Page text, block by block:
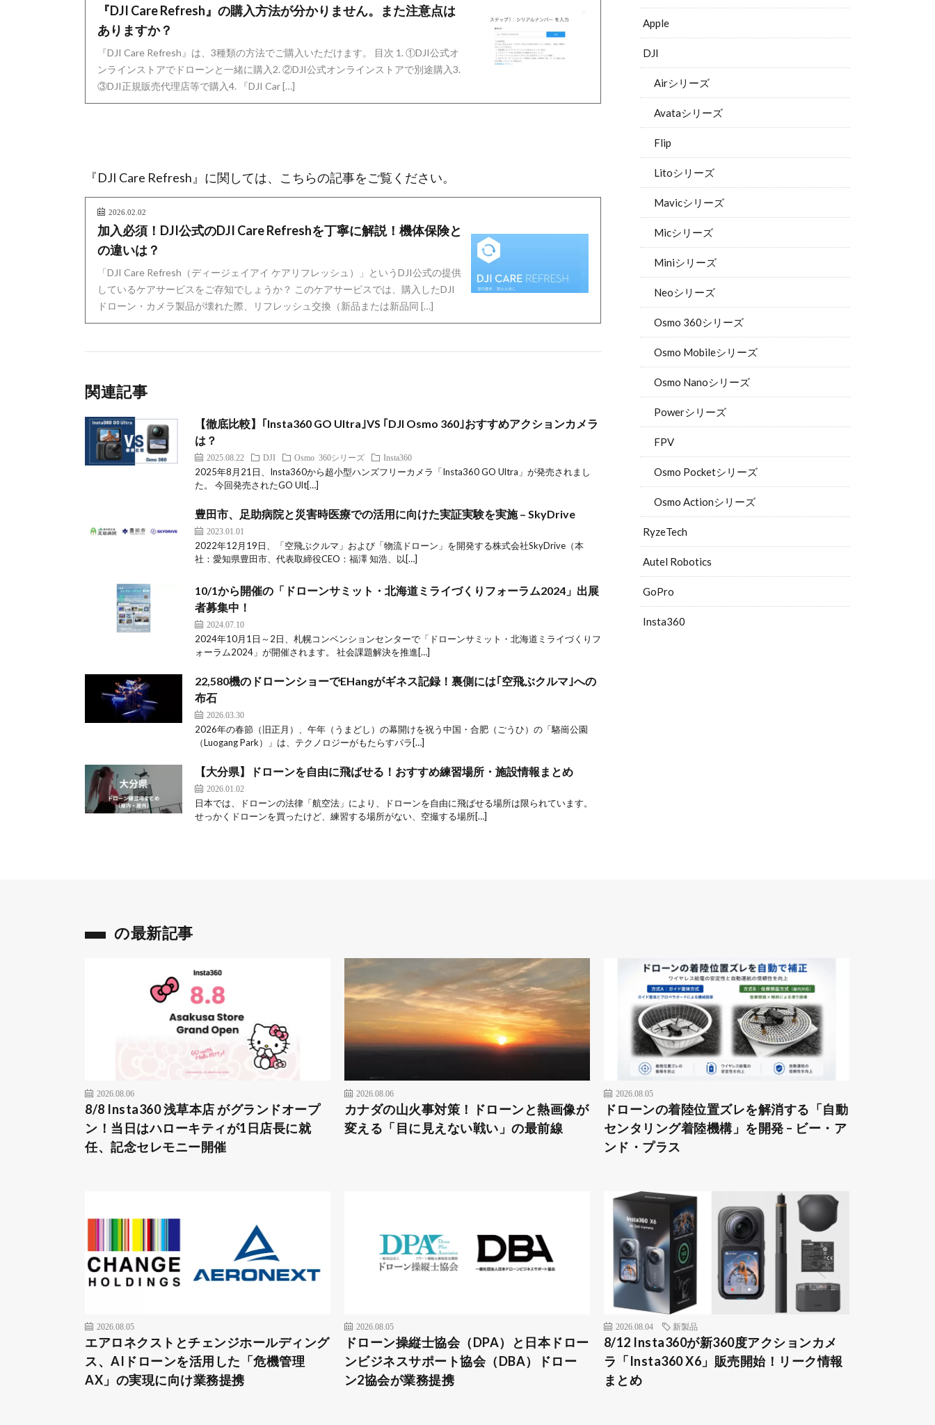
『DJI Care Refresh』の購入方法が分かりません。また注意点は
ありますか？
『DJI Care Refresh』は、3種類の方法でご購入いただけます。 目次 1. ①DJI公式オ
ンラインストアでドローンと一緒に購入2. ②DJI公式オンラインストアで別途購入3.
③DJI正規販売代理店等で購入4. 『DJI Car […]
『DJI Care Refresh』に関しては、こちらの記事をご覧ください。
2026.02.02
加入必須！DJI公式のDJI Care Refreshを丁寧に解説！機体保険と
の違いは？
「DJI Care Refresh（ディージェイアイ ケアリフレッシュ）」というDJI公式の提供
しているケアサービスをご存知でしょうか？ このケアサービスでは、購入したDJI
ドローン・カメラ製品が壊れた際、リフレッシュ交換（新品または新品同 […]
関連記事
【徹底比較】｢Insta360 GO Ultra｣VS ｢DJI Osmo 360｣おすすめアクションカメラ
は？
2025.08.22 DJI Osmo 360シリーズ Insta360
2025年8月21日、Insta360から超小型ハンズフリーカメラ「Insta360 GO Ultra」が発売されまし
た。 今回発売されたGO Ult[…]
豊田市、足助病院と災害時医療での活用に向けた実証実験を実施 – SkyDrive
2023.01.01
2022年12月19日、「空飛ぶクルマ」および「物流ドローン」を開発する株式会社SkyDrive（本
社：愛知県豊田市、代表取締役CEO：福澤 知浩、以[…]
10/1から開催の「ドローンサミット・北海道ミライづくりフォーラム2024」出展
者募集中！
2024.07.10
2024年10月1日～2日、札幌コンベンションセンターで「ドローンサミット・北海道ミライづくりフ
ォーラム2024」が開催されます。 社会課題解決を推進[…]
22,580機のドローンショーでEHangがギネス記録！裏側には｢空飛ぶクルマ｣への
布石
2026.03.30
2026年の春節（旧正月）、午年（うまどし）の幕開けを祝う中国・合肥（ごうひ）の「駱崗公園
（Luogang Park）」は、テクノロジーがもたらすパラ[…]
【大分県】ドローンを自由に飛ばせる！おすすめ練習場所・施設情報まとめ
2026.01.02
日本では、ドローンの法律「航空法」により、ドローンを自由に飛ばせる場所は限られています。
せっかくドローンを買ったけど、練習する場所がない、空撮する場所[…]
Apple
DJI
Airシリーズ
Avataシリーズ
Flip
Litoシリーズ
Mavicシリーズ
Micシリーズ
Miniシリーズ
Neoシリーズ
Osmo 360シリーズ
Osmo Mobileシリーズ
Osmo Nanoシリーズ
Powerシリーズ
FPV
Osmo Pocketシリーズ
Osmo Actionシリーズ
RyzeTech
Autel Robotics
GoPro
Insta360
の最新記事
2026.08.06
8/8 Insta360 浅草本店 がグランドオープ
ン！当日はハローキティが1日店長に就
任、記念セレモニー開催
2026.08.06
カナダの山火事対策！ドローンと熱画像が
変える「目に見えない戦い」の最前線
2026.08.05
ドローンの着陸位置ズレを解消する「自動
センタリング着陸機構」を開発 – ビー・ア
ンド・プラス
2026.08.05
エアロネクストとチェンジホールディング
ス、AIドローンを活用した「危機管理
AX」の実現に向け業務提携
2026.08.05
ドローン操縦士協会（DPA）と日本ドロー
ンビジネスサポート協会（DBA）ドロー
ン2協会が業務提携
2026.08.04 新製品
8/12 Insta360が新360度アクションカメ
ラ「Insta360 X6」販売開始！リーク情報
まとめ